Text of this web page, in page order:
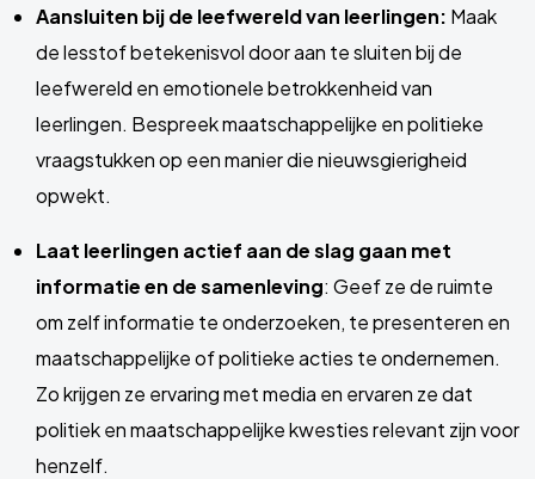
Aansluiten bij de leefwereld van leerlingen: Maak
de lesstof betekenisvol door aan te sluiten bij de
leefwereld en emotionele betrokkenheid van
leerlingen. Bespreek maatschappelijke en politieke
vraagstukken op een manier die nieuwsgierigheid
opwekt.
Laat leerlingen actief aan de slag gaan met
informatie en de samenleving: Geef ze de ruimte
om zelf informatie te onderzoeken, te presenteren en
maatschappelijke of politieke acties te ondernemen.
Zo krijgen ze ervaring met media en ervaren ze dat
politiek en maatschappelijke kwesties relevant zijn voor
henzelf.